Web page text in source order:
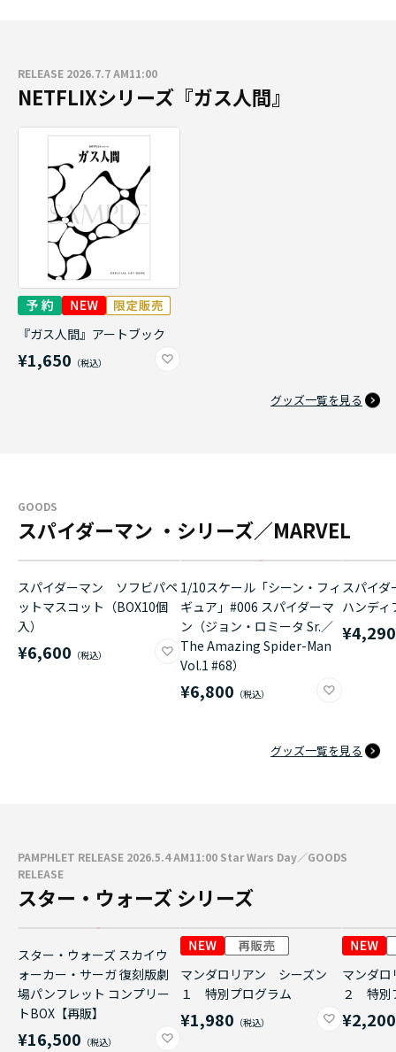
RELEASE 2026.7.7 AM11:00
NETFLIXシリーズ『ガス人間』
『ガス人間』アートブック
¥1,650
グッズ一覧を見る
GOODS
スパイダーマン ・シリーズ／MARVEL
スパイダーマン ソフビパペ
ットマスコット（BOX10個
入）
¥6,600
1/10スケール「シーン・フィ
ギュア」#006 スパイダーマ
ン（ジョン・ロミータ Sr.／
The Amazing Spider-Man
Vol.1 #68）
¥6,800
スパイ
ハンディ
¥4,290
グッズ一覧を見る
PAMPHLET RELEASE 2026.5.4 AM11:00 Star Wars Day／GOODS
RELEASE
スター・ウォーズ シリーズ
スター・ウォーズ スカイウ
ォーカー・サーガ 復刻版劇
場パンフレット コンプリー
トBOX【再販】
¥16,500
マンダロリアン シーズン
１ 特別プログラム
¥1,980
マンダ
２ 特別
¥2,200